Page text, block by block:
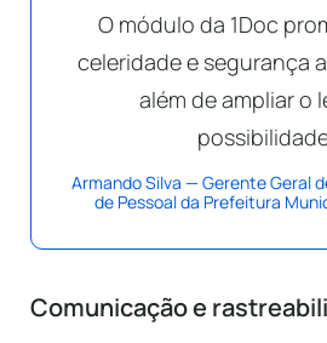
O módulo da 1Doc
celeridade e segurança
além de ampliar o
Armando Silva — Gerente Geral
de Pessoal da Prefeitura
Comunicação e